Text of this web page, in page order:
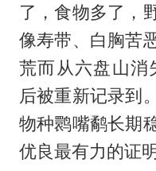
了，食物多了，
像寿带、白胸苦
荒而从六盘山消
后被重新记录到
物种鹮嘴鹬长期
优良最有力的证